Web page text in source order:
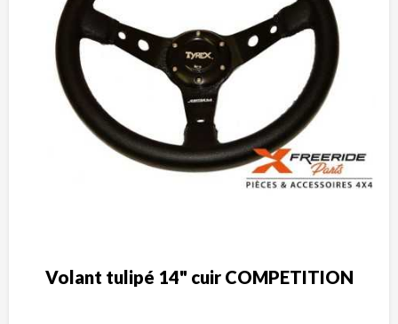
Volant tulipé 14" cuir COMPETITION